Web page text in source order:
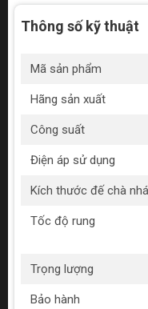
Thông số kỹ thuật
Mã sản phẩm
Hãng sản xuất
Công suất
Điện áp sử dụng
Kích thước đế chà
Tốc độ rung
Trọng lượng
Bảo hành